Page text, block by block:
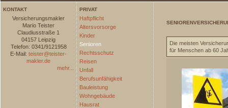
KONTAKT
Versicherungsmakler
Mario Teister
Claudiusstraße 1
04157 Leipzig
Telefon: 0341/9121958
E-Mail: teister@teister-
makler.de
mehr...
PRIVAT
Haftpflicht
Altersvorsorge
Kinder
Senioren
Rechtsschutz
Reisen
Unfall
Berufsunfähigkeit
Bauleistung
Wohngebäude
Hausrat
Die meisten
für Menschen ab 60